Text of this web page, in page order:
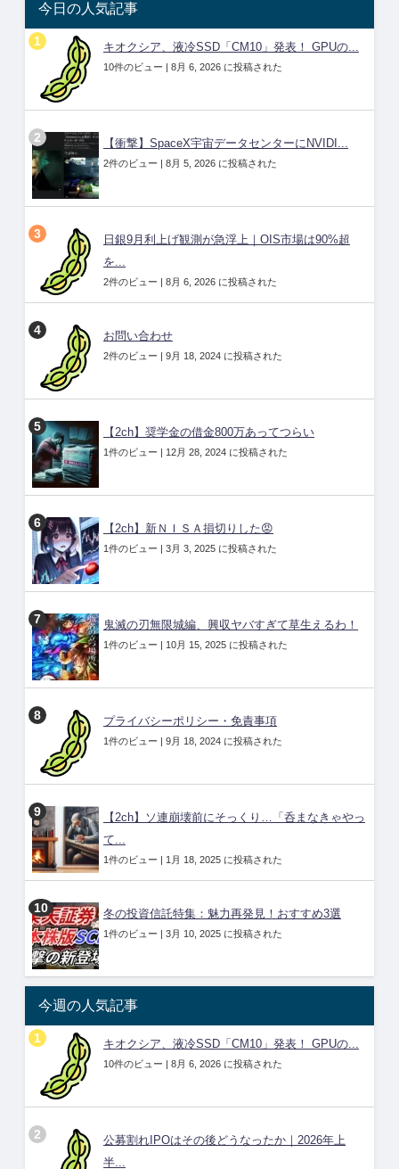
今日の人気記事
キオクシア、液冷SSD「CM10」発表！ GPUの...
10件のビュー | 8月 6, 2026 に投稿された
【衝撃】SpaceX宇宙データセンターにNVIDI...
2件のビュー | 8月 5, 2026 に投稿された
日銀9月利上げ観測が急浮上｜OIS市場は90%超
を...
2件のビュー | 8月 6, 2026 に投稿された
お問い合わせ
2件のビュー | 9月 18, 2024 に投稿された
【2ch】奨学金の借金800万あってつらい
1件のビュー | 12月 28, 2024 に投稿された
【2ch】新ＮＩＳＡ損切りした😡
1件のビュー | 3月 3, 2025 に投稿された
鬼滅の刃無限城編、興収ヤバすぎて草生えるわ！
1件のビュー | 10月 15, 2025 に投稿された
プライバシーポリシー・免責事項
1件のビュー | 9月 18, 2024 に投稿された
【2ch】ソ連崩壊前にそっくり…「呑まなきゃやっ
て...
1件のビュー | 1月 18, 2025 に投稿された
冬の投資信託特集：魅力再発見！おすすめ3選
1件のビュー | 3月 10, 2025 に投稿された
今週の人気記事
キオクシア、液冷SSD「CM10」発表！ GPUの...
10件のビュー | 8月 6, 2026 に投稿された
公募割れIPOはその後どうなったか｜2026年上
半...